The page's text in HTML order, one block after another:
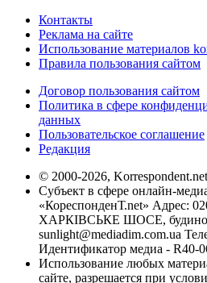
Контакты
Реклама на сайте
Использование материалов
Правила пользования сайтом
Договор пользования сайтом
Политика в сфере
данных
Пользовательское соглашение
Редакция
© 2000-2026, Korrespondent.net
Субъект в сфере онлайн-
«КореспонденТ.net» Адрес:
ХАРКІВСЬКЕ ШОСЕ, будинок
sunlight@mediadim.com.ua
Идентификатор медиа - R40-
Использование любых
сайте, разрешается при